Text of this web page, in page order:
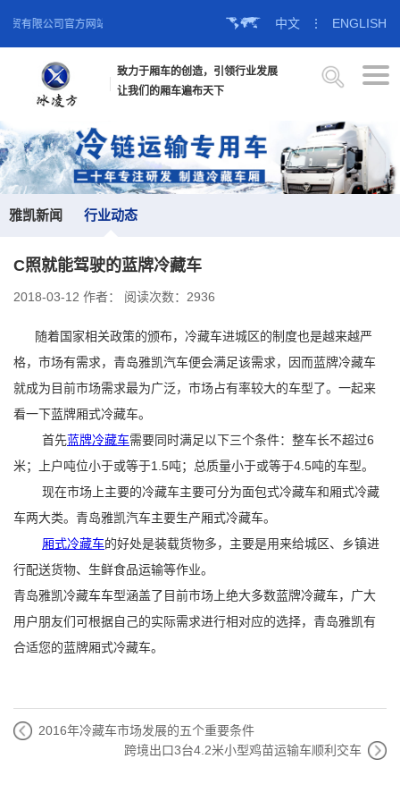
有限公司官方网站！ 中文 ⋮ ENGLISH
致力于厢车的创造，引领行业发展
让我们的厢车遍布天下
雅凯新闻 行业动态
C照就能驾驶的蓝牌冷藏车
2018-03-12 作者： 阅读次数：2936
随着国家相关政策的颁布，冷藏车进城区的制度也是越来越严
格，市场有需求，青岛雅凯汽车便会满足该需求，因而蓝牌冷藏车
就成为目前市场需求最为广泛，市场占有率较大的车型了。一起来
看一下蓝牌厢式冷藏车。
首先蓝牌冷藏车需要同时满足以下三个条件：整车长不超过6
米；上户吨位小于或等于1.5吨；总质量小于或等于4.5吨的车型。
现在市场上主要的冷藏车主要可分为面包式冷藏车和厢式冷藏
车两大类。青岛雅凯汽车主要生产厢式冷藏车。
厢式冷藏车的好处是装载货物多，主要是用来给城区、乡镇进
行配送货物、生鲜食品运输等作业。
青岛雅凯冷藏车车型涵盖了目前市场上绝大多数蓝牌冷藏车，广大
用户朋友们可根据自己的实际需求进行相对应的选择，青岛雅凯有
合适您的蓝牌厢式冷藏车。
2016年冷藏车市场发展的五个重要条件
跨境出口3台4.2米小型鸡苗运输车顺利交车